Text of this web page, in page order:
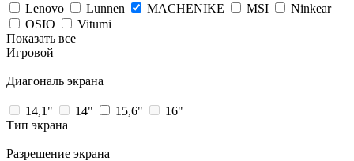
Lenovo
Lunnen MACHENIKE MSI
Ninkear
OSIO
Vitumi
Показать все
Игровой
Диагональ экрана
14,1" 14" 15,6"
16"
Тип экрана
Разрешение экрана